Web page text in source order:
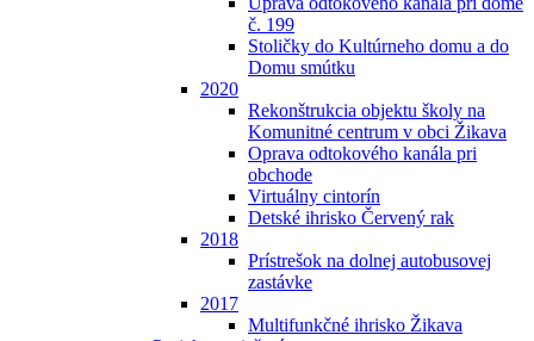
č. 199
Stoličky do Kultúrneho domu a do
Domu smútku
2020
Rekonštrukcia objektu školy na
Komunitné centrum v obci Žikava
Oprava odtokového kanála pri
obchode
Virtuálny cintorín
Detské ihrisko Červený rak
2018
Prístrešok na dolnej autobusovej
zastávke
2017
Multifunkčné ihrisko Žikava